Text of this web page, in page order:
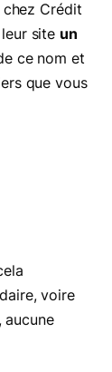
Crédit
site un
ce nom et
que vous
voire
aucune